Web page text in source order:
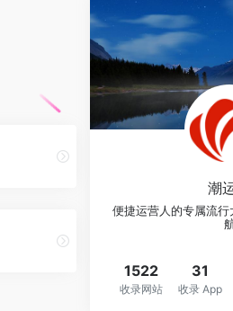
潮
便捷运营人的专属流
1522
收录网站
31
收录 App